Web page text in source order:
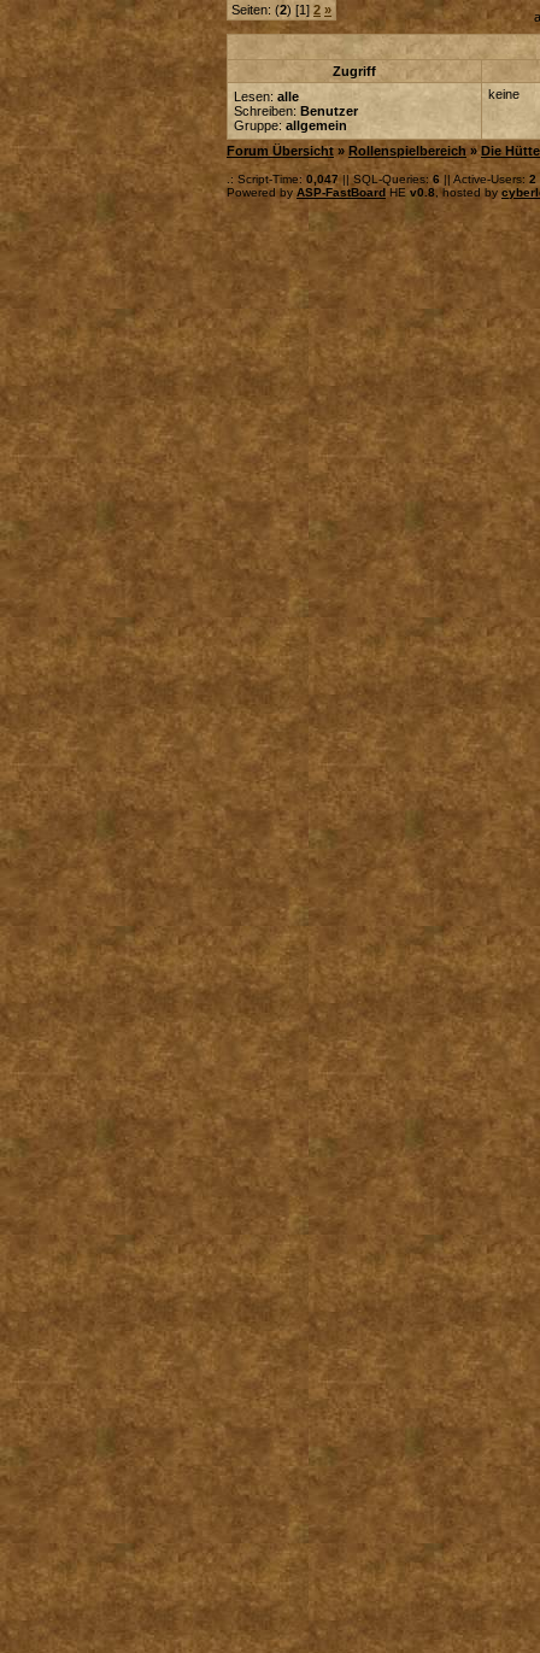
Seiten: (2) [1] 2 »
Zugriff
Lesen: alle
Schreiben: Benutzer
Gruppe: allgemein
keine
Forum Übersicht » Rollenspielbereich »Die
.: Script-Time: 0,047 || SQL-Queries: 6 || Active-Users: 2
Powered by ASP-FastBoard HE v0.8, hosted by